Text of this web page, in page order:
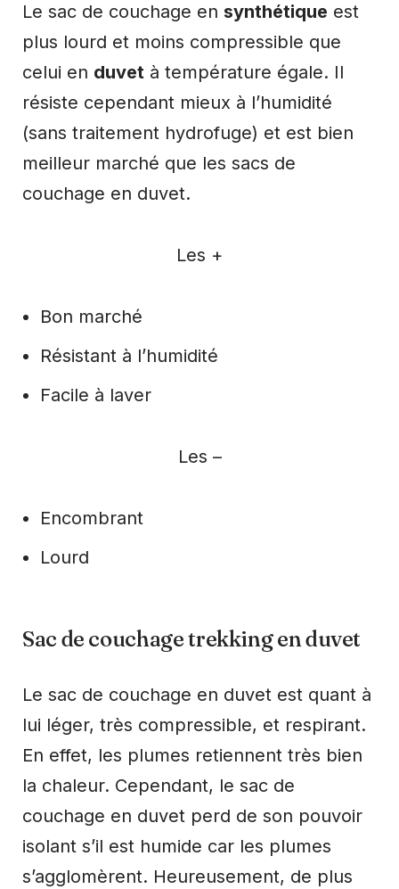
Le sac de couchage en synthétique est
plus lourd et moins compressible que
celui en duvet à température égale. Il
résiste cependant mieux à l’humidité
(sans traitement hydrofuge) et est bien
meilleur marché que les sacs de
couchage en duvet.
Les +
Bon marché
Résistant à l’humidité
Facile à laver
Les –
Encombrant
Lourd
Sac de couchage trekking en duvet
Le sac de couchage en duvet est quant à
lui léger, très compressible, et respirant.
En effet, les plumes retiennent très bien
la chaleur. Cependant, le sac de
couchage en duvet perd de son pouvoir
isolant s’il est humide car les plumes
s’agglomèrent. Heureusement, de plus